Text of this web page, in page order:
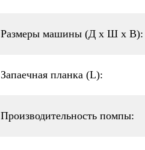
Размеры машины (Д x Ш x В):
Запаечная планка (L):
Производительность помпы: